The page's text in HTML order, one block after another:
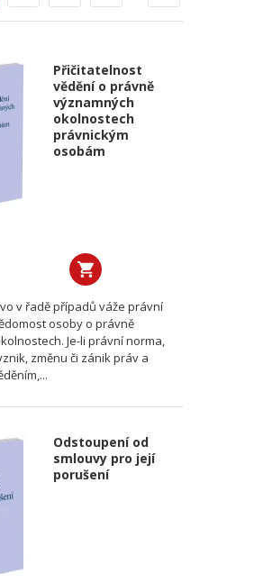
Přičitatelnost
vědění o právně
významných
okolnostech
právnickým
osobám
v řadě případů váže právní
osoby o právně
Je-li právní norma,
změnu či zánik práv a
Odstoupení od
smlouvy pro její
porušení